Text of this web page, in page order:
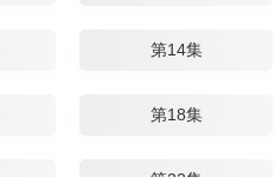
第14集
第18集
第22集